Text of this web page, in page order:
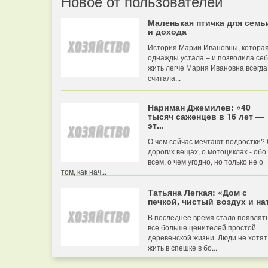
Маленькая птичка для
и дохода
История Марии Ивановны, которая
однажды устала – и позволила
жить легче Мария Ивановна всегда
считала...
Нариман Джемилев: «40
тысяч саженцев в 16 лет —
эт...
О чем сейчас мечтают подростки?
дорогих вещах, о мотоциклах - обо
всем, о чем угодно, но только не о
том, как нач...
Татьяна Легкая: «Дом с
печкой, чистый воздух и
В последнее время стало
все больше ценителей простой
деревенской жизни. Люди не хотят
жить в спешке в бо...